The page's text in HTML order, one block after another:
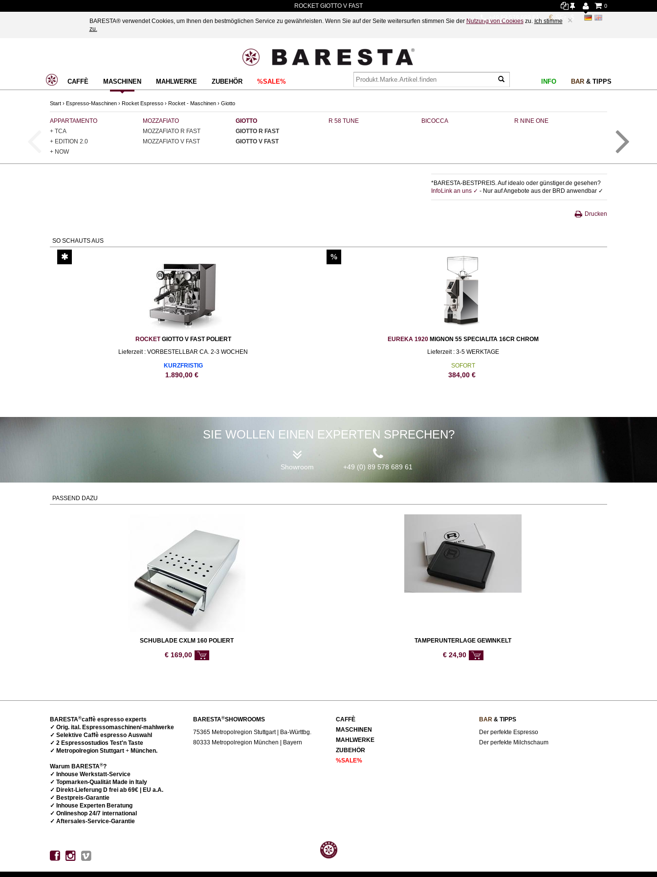
BARESTA® verwendet Cookies, um Ihnen den bestmöglichen Service zu gewährleisten. Wenn Sie auf der Seite weitersurfen stimmen Sie der Nutzung von Cookieszu. Ich stimme
zu.
×
ROCKET GIOTTO V FAST 0
+49 89 578 689 61
CAFFÈ MASCHINEN MAHLWERKE ZUBEHÖR %SALE% BAR& TIPPS
INFO
Start › Espresso-Maschinen › Rocket Espresso › Rocket - Maschinen › Giotto
APPARTAMENTO
+ TCA
+ EDITION 2.0
+ NOW
MOZZAFIATO
MOZZAFIATO R FAST
MOZZAFIATO V FAST
GIOTTO
GIOTTO R FAST
GIOTTO V FAST
R 58 TUNE BICOCCA R NINE ONE
*BARESTA-BESTPREIS. Auf idealo oder günstiger.de gesehen?
InfoLink an uns ✓ - Nur auf Angebote aus der BRD anwendbar ✓
Drucken
SO SCHAUTS AUS
ROCKETGIOTTO V FAST POLIERT
Lieferzeit : VORBESTELLBAR CA. 2-3 WOCHEN
KURZFRISTIG
1.890,00 €
EUREKA 1920MIGNON 55 SPECIALITA 16CR CHROM
Lieferzeit : 3-5 WERKTAGE
SOFORT
384,00€
SIE WOLLEN EINEN EXPERTEN SPRECHEN?
Showroom +49 (0) 89 578 689 61
PASSEND DAZU
SCHUBLADE CXLM 160 POLIERT
€ 169,00
TAMPERUNTERLAGE GEWINKELT
€ 24,90
BARESTA®caffè espresso experts
✓ Orig. ital. Espressomaschinen/-mahlwerke
✓ Selektive Caffè espresso Auswahl
✓ 2 Espressostudios Test'n Taste
✓ Metropolregion Stuttgart + München.
Warum BARESTA®?
✓ Inhouse Werkstatt-Service
✓ Topmarken-Qualität Made in Italy
✓ Direkt-Lieferung D frei ab 69€ | EU a.A.
✓ Bestpreis-Garantie
✓ Inhouse Experten Beratung
✓ Onlineshop 24/7 international
✓ Aftersales-Service-Garantie
BARESTA®SHOWROOMS
75365 Metropolregion Stuttgart | Ba-Württbg.
80333 Metropolregion München | Bayern
CAFFÈ
MASCHINEN
MAHLWERKE
ZUBEHÖR
%SALE%
BAR& TIPPS
Der perfekte Espresso
Der perfekte Milchschaum